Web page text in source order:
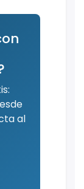
al